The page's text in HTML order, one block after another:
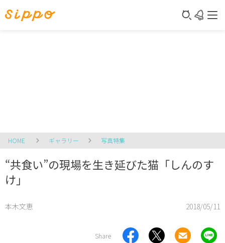
HOME ギャラリー 写真特集
“共食い”の現場を生き延びた猫「しんのす
け」
本木文恵 2018/05/11
Share